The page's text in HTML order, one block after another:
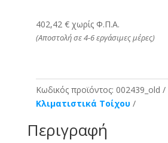
402,42 € χωρίς Φ.Π.Α.
(Αποστολή σε 4-6 εργάσιμες μέρες)
Κωδικός προϊόντος: 002439_old
Κλιματιστικά Τοίχου
Περιγραφή